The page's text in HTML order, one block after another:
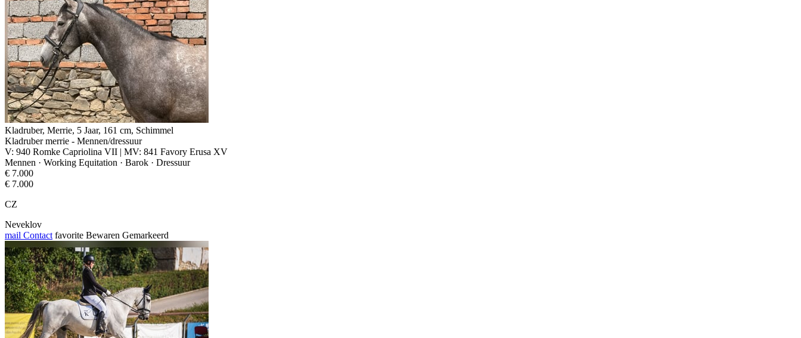
Kladruber, Merrie, 5 Jaar, 161 cm, Schimmel
Kladruber merrie - Mennen/dressuur
V: 940 Romke Capriolina VII | MV: 841 Favory Erusa XV
Mennen · Working Equitation · Barok · Dressuur
€ 7.000
€ 7.000
CZ
Neveklov
mail Contact favorite Bewaren Gemarkeerd